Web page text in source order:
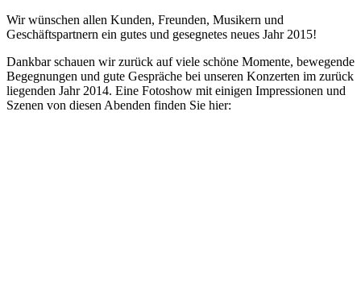
Wir wünschen allen Kunden, Freunden, Musikern und
Geschäftspartnern ein gutes und gesegnetes neues Jahr 2015!
Dankbar schauen wir zurück auf viele schöne Momente, bewegende
Begegnungen und gute Gespräche bei unseren Konzerten im zurück
liegenden Jahr 2014. Eine Fotoshow mit einigen Impressionen und
Szenen von diesen Abenden finden Sie hier: